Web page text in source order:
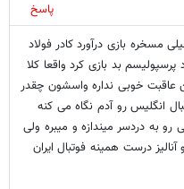
پاسخ
مسخره بازی درآورد کادر فولاد
بد بازی کرد واقعا کلا
عاقبت خوبی نداره واسشون چقدر
انگلیس رو آدم نگاه می کنه
به دردسر میندازه و میبره ولی
درست همینه فوتبال ایران